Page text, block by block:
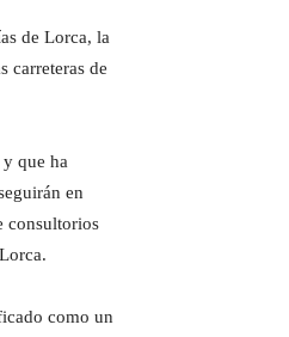
de Lorca, la
carreteras de
que ha
en
consultorios
como un